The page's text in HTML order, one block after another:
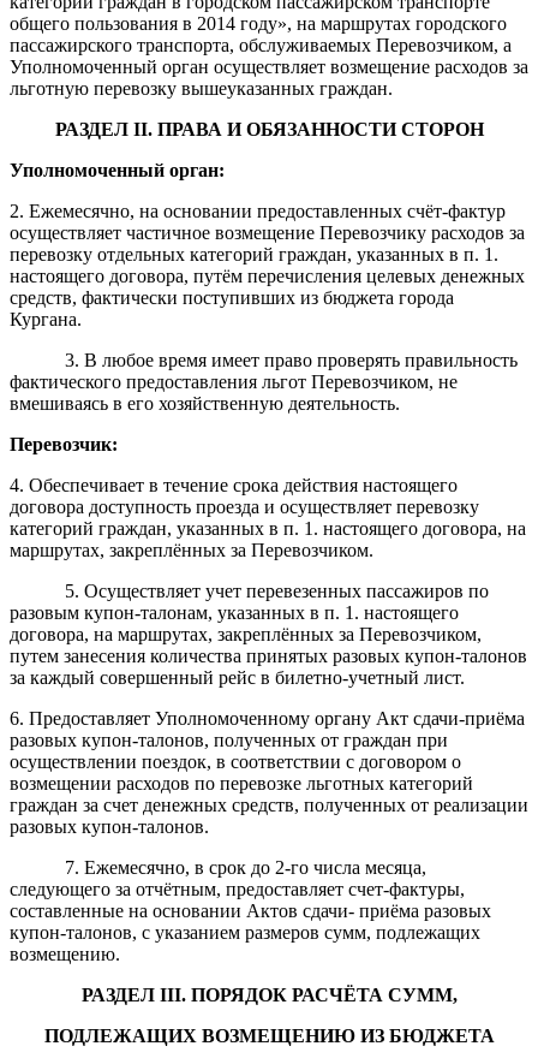
общего пользования в 2014 году», на маршрутах городского
пассажирского транспорта, обслуживаемых Перевозчиком, а
Уполномоченный орган осуществляет возмещение расходов за
льготную перевозку вышеуказанных граждан.
РАЗДЕЛ II. ПРАВА И ОБЯЗАННОСТИ СТОРОН
Уполномоченный орган:
2. Ежемесячно, на основании предоставленных счёт-фактур
осуществляет частичное возмещение Перевозчику расходов за
перевозку отдельных категорий граждан, указанных в п. 1.
настоящего договора, путём перечисления целевых денежных
средств, фактически поступивших из бюджета города
Кургана.
3. В любое время имеет право проверять правильность
фактического предоставления льгот Перевозчиком, не
вмешиваясь в его хозяйственную деятельность.
Перевозчик:
4. Обеспечивает в течение срока действия настоящего
договора доступность проезда и осуществляет перевозку
категорий граждан, указанных в п. 1. настоящего договора, на
маршрутах, закреплённых за Перевозчиком.
5. Осуществляет учет перевезенных пассажиров по
разовым купон-талонам, указанных в п. 1. настоящего
договора, на маршрутах, закреплённых за Перевозчиком,
путем занесения количества принятых разовых купон-талонов
за каждый совершенный рейс в билетно-учетный лист.
6. Предоставляет Уполномоченному органу Акт сдачи-приёма
разовых купон-талонов, полученных от граждан при
осуществлении поездок, в соответствии с договором о
возмещении расходов по перевозке льготных категорий
граждан за счет денежных средств, полученных от реализации
разовых купон-талонов.
7. Ежемесячно, в срок до 2-го числа месяца,
следующего за отчётным, предоставляет счет-фактуры,
составленные на основании Актов сдачи- приёма разовых
купон-талонов, с указанием размеров сумм, подлежащих
возмещению.
РАЗДЕЛ III. ПОРЯДОК РАСЧЁТА СУММ,
ПОДЛЕЖАЩИХ ВОЗМЕЩЕНИЮ ИЗ БЮДЖЕТА